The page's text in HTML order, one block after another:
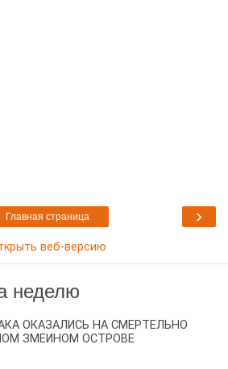
›
Главная страница
веб-версию
неделю
ОКАЗАЛИСЬ НА СМЕРТЕЛЬНО
ЗМЕИНОМ ОСТРОВЕ